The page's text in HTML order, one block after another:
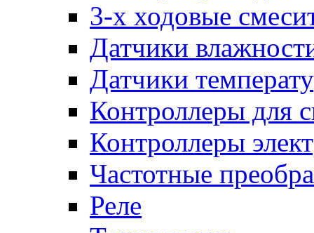
3-х ходовые
Датчики
Датчики
Контроллеры для
Контроллеры
Частотные
Реле